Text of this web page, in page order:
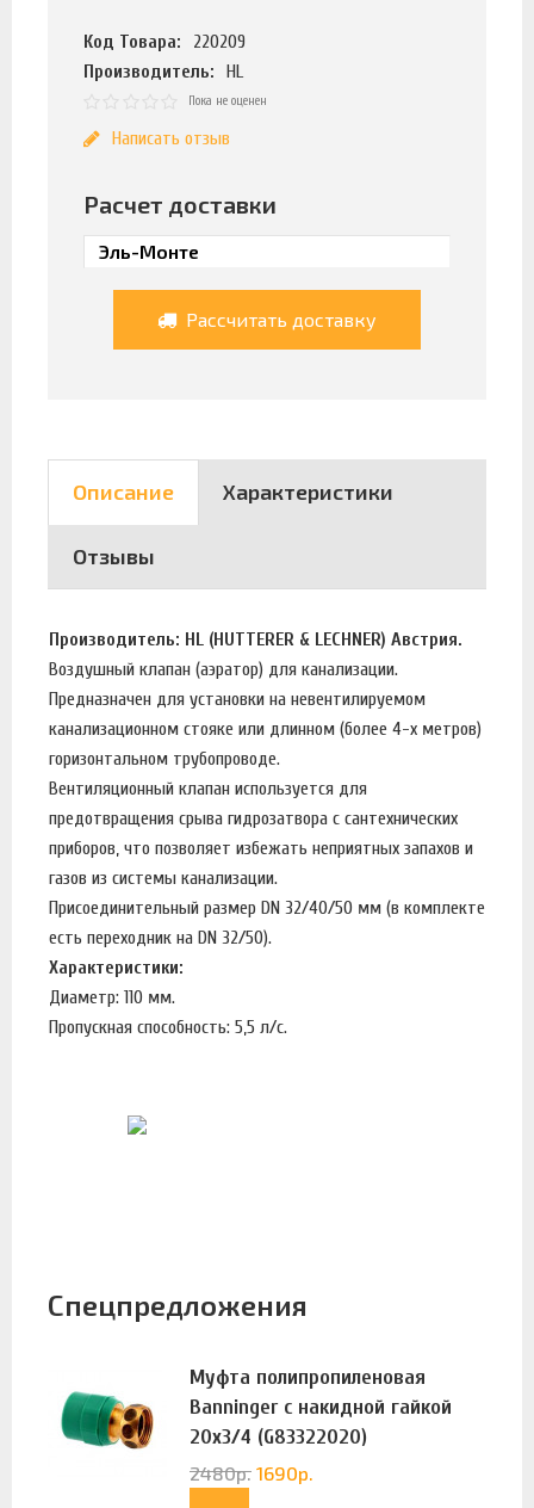
Код Товара:
220209
Производитель:
HL
Пока не оценен
Написать отзыв
Расчет доставки
Рассчитать доставку
Описание Характеристики
Отзывы
Производитель: HL (HUTTERER & LECHNER) Австрия.
Воздушный клапан (аэратор) для канализации.
Предназначен для установки на невентилируемом
канализационном стояке или длинном (более 4-х метров)
горизонтальном трубопроводе.
Вентиляционный клапан используется для
предотвращения срыва гидрозатвора с сантехнических
приборов, что позволяет избежать неприятных запахов и
газов из системы канализации.
Присоединительный размер DN 32/40/50 мм (в комплекте
есть переходник на DN 32/50).
Характеристики:
Диаметр: 110 мм.
Пропускная способность: 5,5 л/с.
Спецпредложения
Муфта полипропиленовая
Banninger с накидной гайкой
20х3/4 (G83322020)
2480р. 1690р.